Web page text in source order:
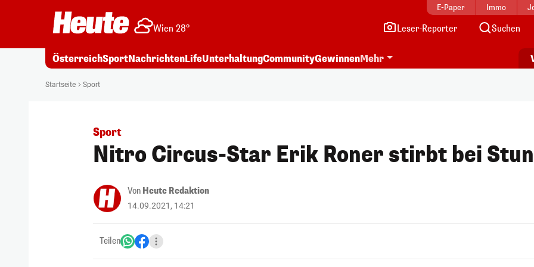
E-Paper Immo
Wien 28° Leser-Reporter Suchen
ÖsterreichSportNachrichtenLifeUnterhaltungCommunityGewinnenMehr
Startseite Sport
Sport
Nitro Circus-Star Erik Roner stirbt bei
Von Heute Redaktion
14.09.2021, 14:21
Teilen